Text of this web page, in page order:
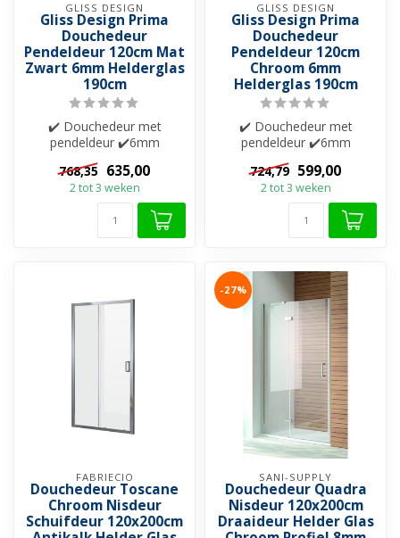
GLISS DESIGN
Gliss Design Prima
Douchedeur
Pendeldeur 120cm Mat
Zwart 6mm Helderglas
190cm
✔️ Douchedeur met
pendeldeur ✔️6mm
Veiligheidsglas ✔️Helderglas
✔️Nano-coating ✔...
768,35 635,00
2 tot 3 weken
GLISS DESIGN
Gliss Design Prima
Douchedeur
Pendeldeur 120cm
Chroom 6mm
Helderglas 190cm
✔️ Douchedeur met
pendeldeur ✔️6mm
Veiligheidsglas ✔️Helderglas
✔️Nano-coating ✔...
724,79 599,00
2 tot 3 weken
FABRIECIO
Douchedeur Toscane
Chroom Nisdeur
Schuifdeur 120x200cm
-27%
SANI-SUPPLY
Douchedeur Quadra
Nisdeur 120x200cm
Draaideur Helder Glas